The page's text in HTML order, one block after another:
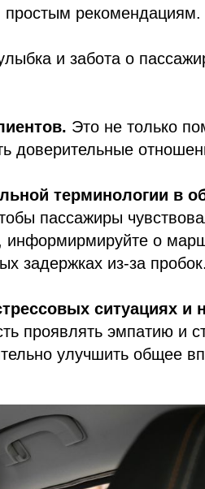
простым рекомендациям.
и забота о
Это не только
доверительные
терминологии в
пассажиры
информирмируйте о
задержках из-за пробок.
ситуациях и
проявлять эмпатию и
улучшить общее